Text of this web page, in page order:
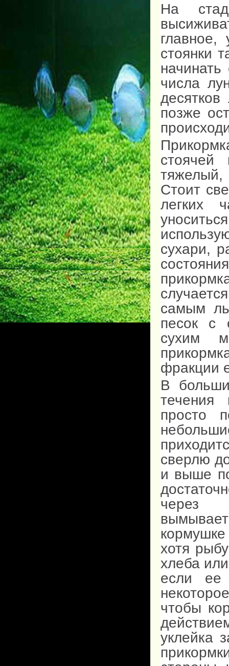
На
главное,
стоянки
числа
позже
стоячей
Стоит
легких
сухари,
самым
песок с
сухим
фракции
В
течения
просто
сверлю
и выше
через
хотя
хлеба
если ее
чтобы
уклейка